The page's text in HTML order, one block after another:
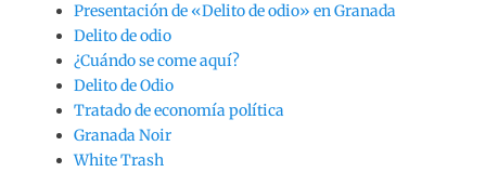
Presentación de «Delito de odio» en Granada
Delito de odio
¿Cuándo se come aquí?
Delito de Odio
Tratado de economía política
Granada Noir
White Trash